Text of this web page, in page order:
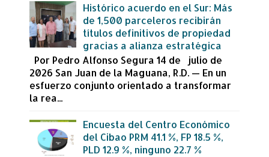
Histórico acuerdo en el Sur: Más
de 1,500 parceleros recibirán
títulos definitivos de propiedad
gracias a alianza estratégica
Por Pedro Alfonso Segura 14 de julio de
2026 San Juan de la Maguana, R.D. — En un
esfuerzo conjunto orientado a transformar
la rea...
Encuesta del Centro Económico
del Cibao PRM 41.1 %, FP 18.5 %,
PLD 12.9 %, ninguno 22.7 %